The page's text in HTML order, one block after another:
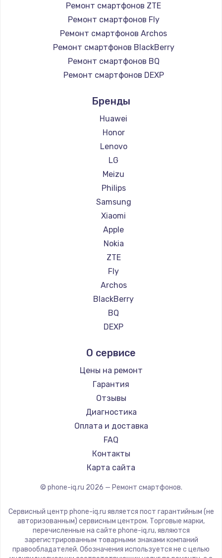
1030 руб.
Заказать
Замена шим-контроллера
3900 руб.
Заказать
Замена HDMI
600 руб.
Ремонт смартфонов ZTE
Ремонт смартфонов Fly
Ремонт смартфонов Archos
Ремонт смартфонов BlackBerry
Ремонт смартфонов BQ
Ремонт смартфонов DEXP
Ремонт смартфонов Ginzzu
Ремонт смартфонов Highscreen
Ремонт смартфонов Irbis
Ремонт смартфонов Kyocera
Ремонт смартфонов LeEco
Ремонт смартфонов OnePlus
Ремонт смартфонов teXet
Ремонт смартфонов Motorola
Ремонт смартфонов Prestigio
Ремонт смартфонов Vertex
Ремонт смартфонов Microsoft
Ремонт смартфонов Sharp
Ремонт смартфонов Elephone
Ремонт смартфонов BlackView
Ремонт смартфонов Google
Ремонт смартфонов Vertu
Ремонт смартфонов Tp-Link
Ремонт смартфонов Nubia
Ремонт смартфонов Land Rover
Ремонт смартфонов Acer
Ремонт смартфонов HP
Ремонт смартфонов Poco
Ремонт смартфонов HTC
Ремонт смартфонов Blackmagic
Ремонт смартфонов Nothing
Ремонт смартфонов iQOO
Бренды
Huawei
Honor
Lenovo
LG
Meizu
Philips
Samsung
Xiaomi
Apple
Nokia
ZTE
Fly
Archos
BlackBerry
BQ
DEXP
Ginzzu
Highscreen
Irbis
Kyocera
LeEco
OnePlus
teXet
Motorola
Prestigio
Elephone
BlackView
Google
О сервисе
Цены на ремонт
Гарантия
Отзывы
Диагностика
Оплата и доставка
FAQ
Контакты
Карта сайта
© phone-iq.ru 2026 — Ремонт смартфонов.
Сервисный центр phone-iq.ru является пост гарантийным (не
авторизованным) сервисным центром. Торговые марки,
перечисленные на сайте phone-iq.ru, являются
зарегистрированным товарными знаками компаний
правообладателей. Обозначения используется не с целью